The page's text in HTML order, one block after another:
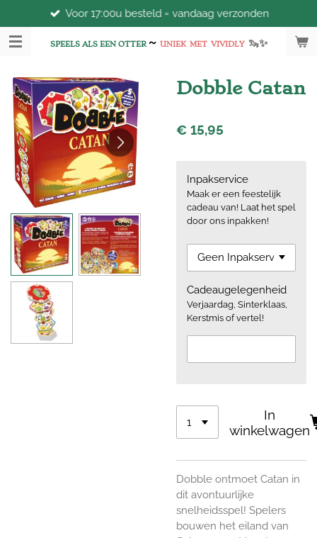
direct
naar
hoofdinhoud
SPEELS ALS EEN OTTER~ UNIEK MET VIVIDLY 🦦✨
Voor 17:00u besteld = vandaag verzonden
Dobble Catan
€ 15,95
Inpakservice
Maak er een feestelijk
cadeau van! Laat het spel
door ons inpakken!
Cadeaugelegenheid
Verjaardag, Sinterklaas,
Kerstmis of vertel!
In
winkelwagen
Dobble ontmoet Catan in
dit avontuurlijke
snelheidsspel! Spelers
bouwen het eiland van